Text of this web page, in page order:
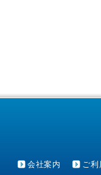
会社案内 ご利